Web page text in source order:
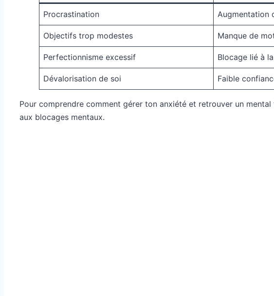
Procrastination Augmentation
Objectifs trop modestes Manque de
Perfectionnisme excessif Blocage lié à
Dévalorisation de soi Faible
Pour comprendre comment gérer ton anxiété et retrouver un
aux blocages mentaux.